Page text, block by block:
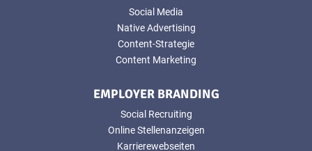
Social Media
Native Advertising
Content-Strategie
Content Marketing
EMPLOYER BRANDING
Social Recruiting
Online Stellenanzeigen
Karrierewebseiten